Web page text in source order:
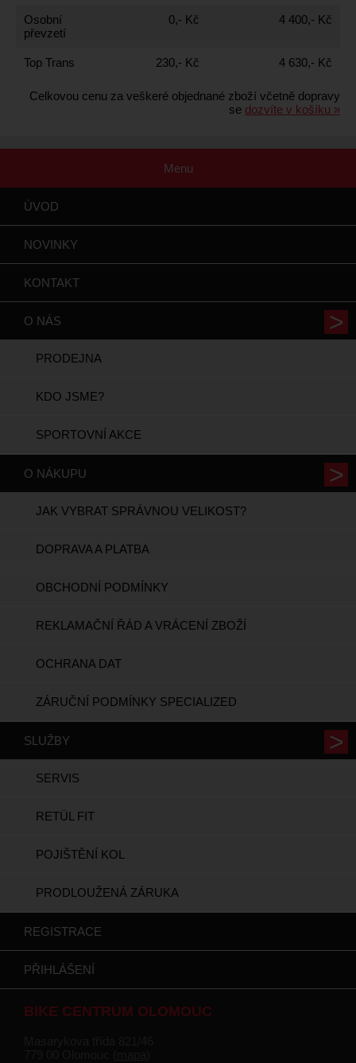
Osobní
převzetí
0,- Kč 4 400,- Kč
Top Trans 230,- Kč 4 630,- Kč
Celkovou cenu za veškeré objednané zboží včetně dopravy
se dozvíte v košíku »
Menu
ÚVOD
NOVINKY
KONTAKT
O NÁS
PRODEJNA
KDO JSME?
SPORTOVNÍ AKCE
O NÁKUPU
JAK VYBRAT SPRÁVNOU VELIKOST?
DOPRAVA A PLATBA
OBCHODNÍ PODMÍNKY
REKLAMAČNÍ ŘÁD A VRÁCENÍ ZBOŽÍ
OCHRANA DAT
ZÁRUČNÍ PODMÍNKY SPECIALIZED
SLUŽBY
SERVIS
RETÜL FIT
POJIŠTĚNÍ KOL
PRODLOUŽENÁ ZÁRUKA
REGISTRACE
PŘIHLÁŠENÍ
BIKE CENTRUM OLOMOUC